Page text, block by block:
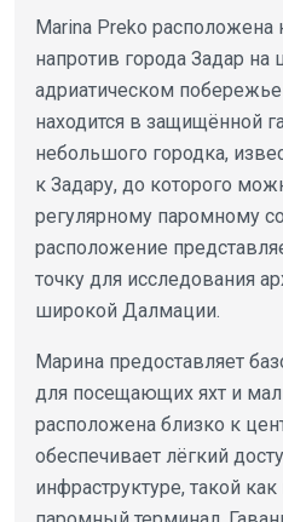
Marina Preko расположена
напротив города Задар на
адриатическом
находится в защищённой
небольшого городка,
к Задару, до которого
регулярному паромному
расположение
точку для исследования
широкой Далмации.
Марина предоставляет
для посещающих яхт и
расположена близко к
обеспечивает лёгкий
инфраструктуре, такой